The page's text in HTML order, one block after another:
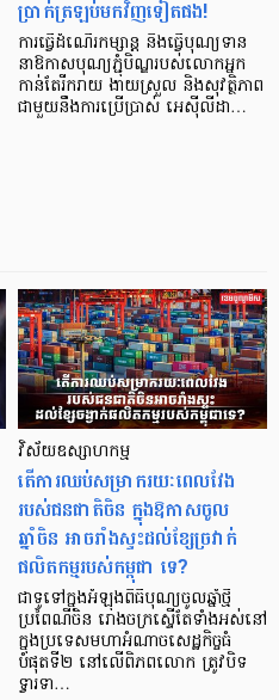
ប្រាក់ត្រឡប់មកវិញទៀតផង!
ការធ្វើដំណើរកម្សាន្ដ និងធ្វើបុណ្យទាន
នាឱកាសបុណ្យភ្ជុំបិណ្ឌរបស់លោកអ្នក
កាន់តែរីករាយ ងាយស្រួល និងសុវត្ថិភាព
ជាមួយនឹងការប្រើប្រាស់ អេស៊ីលីដា…
វិស័យឧស្សាហកម្ម
តើការឈប់សម្រាករយៈពេលវែង
របស់ជនជាតិចិន ក្នុងឱកាសចូល
ឆ្នាំចិន អាចរាំងស្ទះដល់ខ្សែច្រវាក់
ផលិតកម្មរបស់កម្ពុជា ទេ?
ជាទូទៅក្នុងអំឡុងពិធីបុណ្យចូលឆ្នាំថ្មី
ប្រពៃណីចិន រោងចក្រស្ទើតែទាំងអស់នៅ
ក្នុងប្រទេសមហាអំណាចសេដ្ឋកិច្ចធំ
បំផុតទី២ នៅលើពិភពលោក ត្រូវបិទ
ទ្វារទា…